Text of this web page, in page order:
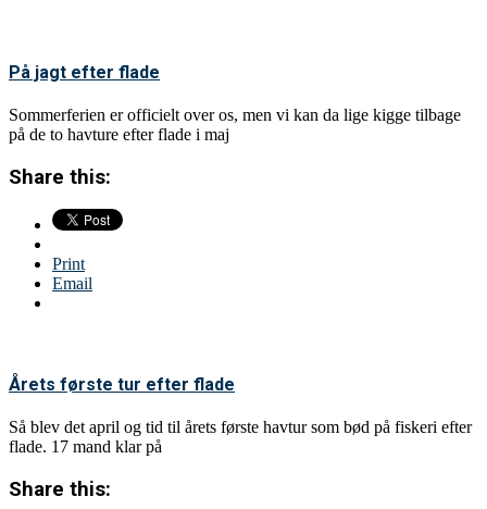
På jagt efter flade
Sommerferien er officielt over os, men vi kan da lige kigge tilbage
på de to havture efter flade i maj
Share this:
Print
Email
Årets første tur efter flade
Så blev det april og tid til årets første havtur som bød på fiskeri efter
flade. 17 mand klar på
Share this: